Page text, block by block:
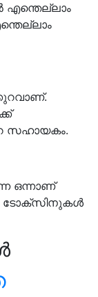
എന്തെല്ലാം
സഹായകം.
ഒന്നാണ്
ടോക്‌സിനുകള്‍